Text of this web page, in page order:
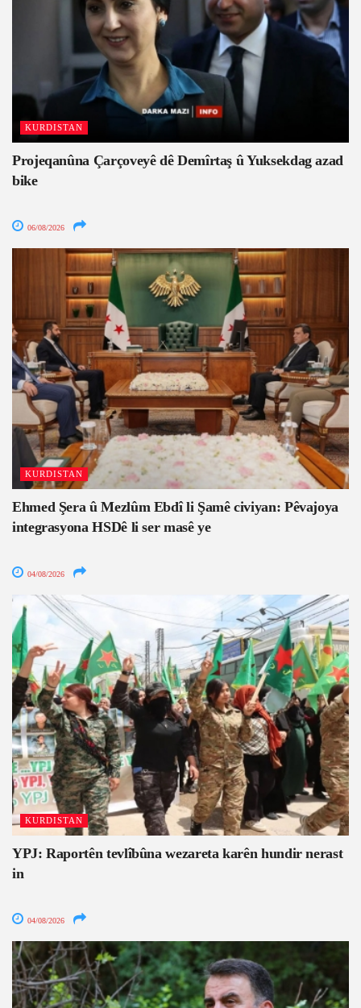
KURDISTAN
Projeqanûna Çarçoveyê dê Demîrtaş û Yuksekdag azad
bike
06/08/2026
KURDISTAN
Ehmed Şera û Mezlûm Ebdî li Şamê civiyan: Pêvajoya
integrasyona HSDê li ser masê ye
04/08/2026
KURDISTAN
YPJ: Raportên tevlîbûna wezareta karên hundir nerast
in
04/08/2026